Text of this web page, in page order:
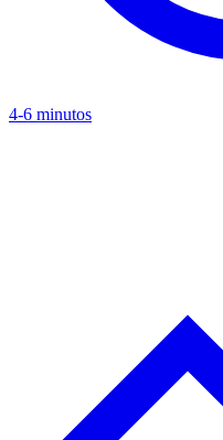
4-6 minutos